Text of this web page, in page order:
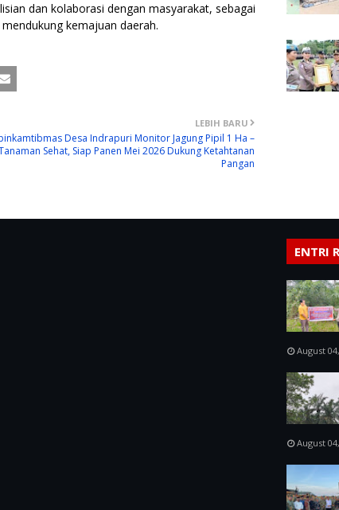
dan kolaborasi dengan masyarakat, sebagai
kemajuan daerah.
LEBIH BARU
Desa Indrapuri Monitor Jagung Pipil 1 Ha –
Sehat, Siap Panen Mei 2026 Dukung Ketahtanan
Pangan
ENTRI
August
August